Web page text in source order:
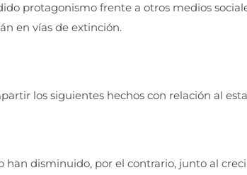
protagonismo frente a otros medios
en vías de extinción.
los siguientes hechos con relación al
han disminuido, por el contrario, junto al